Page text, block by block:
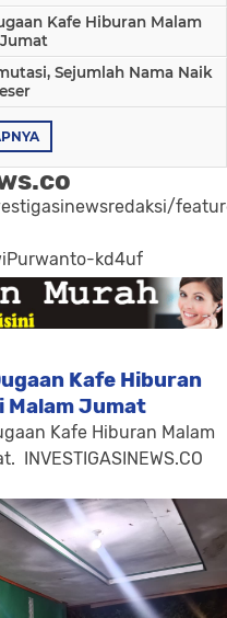
Kafe Hiburan Malam
Sejumlah Nama Naik
kd4uf
Kafe Hiburan
Malam Jumat
Kafe Hiburan Malam
INVESTIGASINEWS.CO